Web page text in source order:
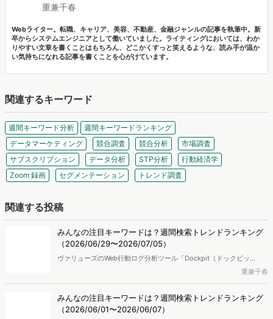
重兼千春
Webライター。転職、キャリア、美容、不動産、金融ジャンルの記事を執筆中。新
卒からシステムエンジニアとして働いていました。ライティングにおいては、わか
りやすい文章を書くことはもちろん、どこかくすっと笑えるような、読み手が温か
い気持ちになれる記事を書くことを心がけています。
関連するキーワード
週間キーワード分析
週間キーワードランキング
データマーケティング
競合調査 競合分析
市場調査
サブスクリプション
データ分析 STP分析
行動経済学
Zoom 録画
セグメンテーション トレンド調査
関連する投稿
みんなの注目キーワードは？週間検索トレンドランキング
（2026/06/29〜2026/07/05）
ヴァリューズのWeb行動ログ分析ツール「Dockpit（ドックピッ
ト）」をもとに、週次の検索急上昇ワードランキングを作成し、トレ
ンドになっているキーワードを取り上げます。
重兼千春
みんなの注目キーワードは？週間検索トレンドランキング
（2026/06/01〜2026/06/07）